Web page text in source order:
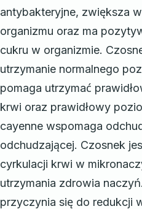
antybakteryjne, zwiększa
organizmu oraz ma
cukru w organizmie.
utrzymanie normalnego
pomaga utrzymać
krwi oraz prawidłowy
cayenne wspomaga
odchudzającej. Czosnek
cyrkulacji krwi w
utrzymania zdrowia
przyczynia się do redukcji